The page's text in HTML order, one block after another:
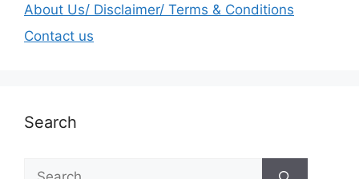
About Us/ Disclaimer/ Terms & Conditions
Contact us
Search